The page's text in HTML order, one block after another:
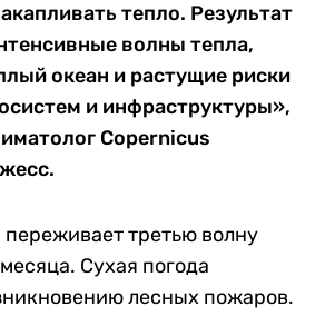
тепло. Результат
волны тепла,
океан и растущие риски
и инфраструктуры»,
Copernicus
третью волну
Сухая погода
лесных пожаров.